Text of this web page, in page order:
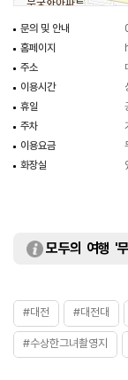
문의 및 안내
홈페이지
주소
이용시간
휴일
주차
이용요금
화장실
모두의 여행 '
#대전 #대전대
#수상한그녀촬영지